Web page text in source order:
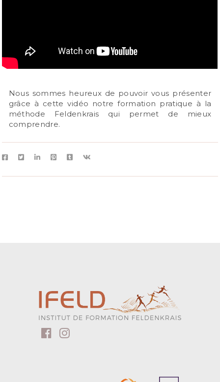
Nous sommes heureux de pouvoir vous présenter
grâce à cette vidéo notre formation pratique à la
méthode Feldenkrais qui permet de mieux
comprendre.